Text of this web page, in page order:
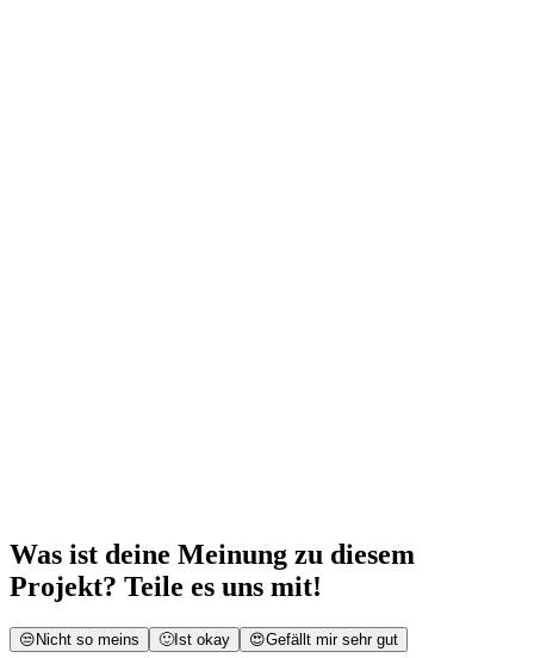
Was ist deine Meinung zu diesem
Projekt? Teile es uns mit!
😒Nicht so meins 🙂Ist okay 😍Gefällt mir sehr gut